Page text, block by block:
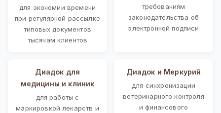
для экономии времени
при регулярной рассылке
типовых документов
тысячам клиентов
требованиям
законодательства об
электронной подписи
Диадок для
медицины и клиник
для работы с
маркировкой лекарств и
Диадок и Меркурий
для синхронизации
ветеринарного контроля
и финансового